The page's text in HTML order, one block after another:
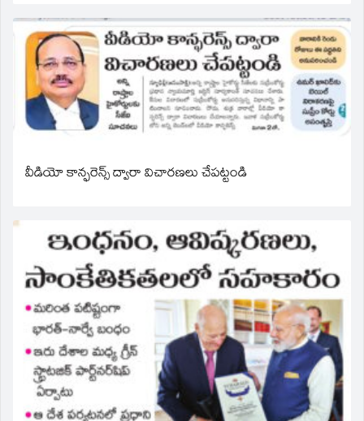
వీడియో కాన్ఫరెన్స్ ద్వారా విచారణలు చేపట్టండి